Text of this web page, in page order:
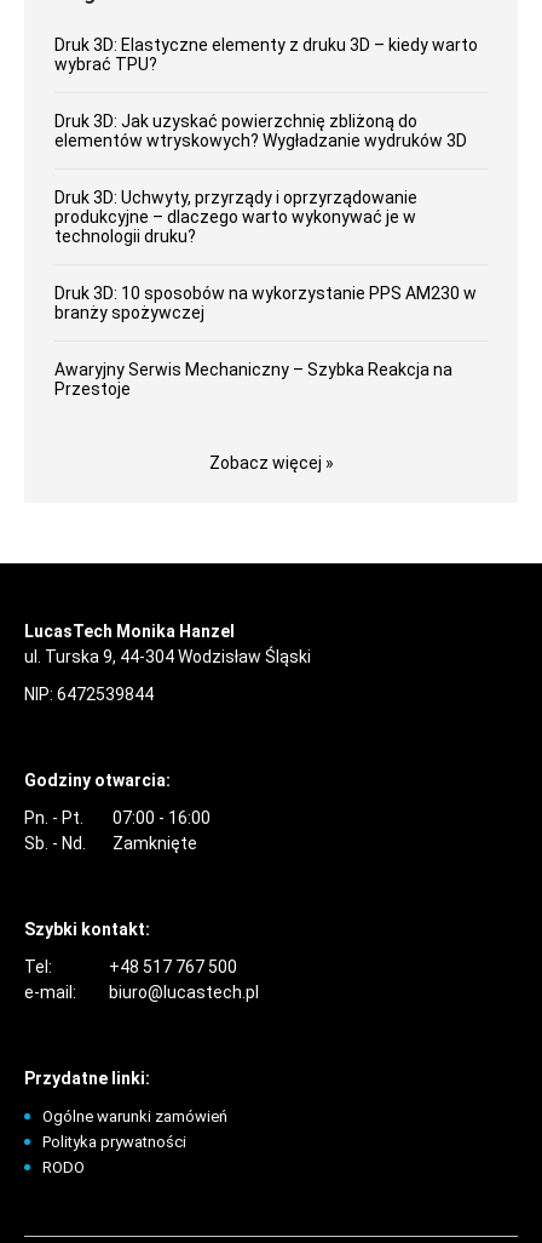
Druk 3D: Elastyczne elementy z druku 3D – kiedy warto
wybrać TPU?
Druk 3D: Jak uzyskać powierzchnię zbliżoną do
elementów wtryskowych? Wygładzanie wydruków 3D
Druk 3D: Uchwyty, przyrządy i oprzyrządowanie
produkcyjne – dlaczego warto wykonywać je w
technologii druku?
Druk 3D: 10 sposobów na wykorzystanie PPS AM230 w
branży spożywczej
Awaryjny Serwis Mechaniczny – Szybka Reakcja na
Przestoje
Zobacz więcej »
LucasTech Monika Hanzel
ul. Turska 9, 44-304 Wodzisław Śląski
NIP: 6472539844
Godziny otwarcia:
Pn. - Pt.
07:00 - 16:00
Sb. - Nd.
Zamknięte
Szybki kontakt:
Tel:
+48 517 767 500
e-mail:
biuro@lucastech.pl
Przydatne linki:
Ogólne warunki zamówień
Polityka prywatności
RODO